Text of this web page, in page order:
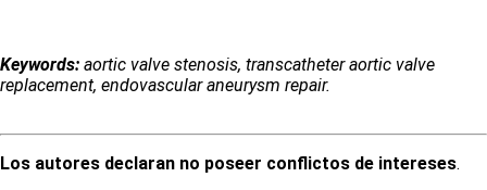
Keywords: aortic valve stenosis, transcatheter aortic valve
replacement, endovascular aneurysm repair.
Los autores declaran no poseer conflictos de intereses.